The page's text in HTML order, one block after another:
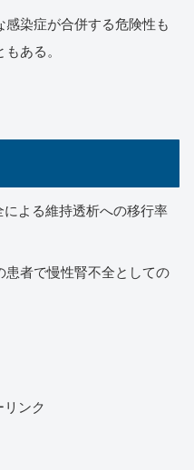
染症が合併する危険性も
ある。
よる維持透析への移行率
者で慢性腎不全としての
リンク